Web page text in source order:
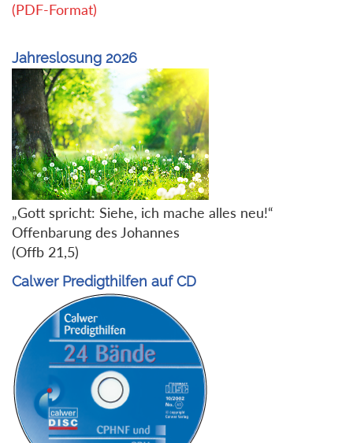
(PDF-Format)
Jahreslosung 2026
„Gott spricht: Siehe, ich mache alles neu!“
Offenbarung des Johannes
(Offb 21,5)
Calwer Predigthilfen auf CD